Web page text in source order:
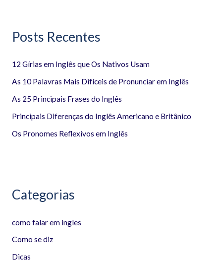
u
s
a
r
Posts Recentes
12 Gírias em Inglês que Os Nativos Usam
As 10 Palavras Mais Difíceis de Pronunciar em Inglês
As 25 Principais Frases do Inglês
Principais Diferenças do Inglês Americano e Britânico
Os Pronomes Reflexivos em Inglês
Categorias
como falar em ingles
Como se diz
Dicas